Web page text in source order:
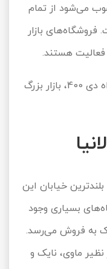
می‌شود از تمام
بازار
آدرس: آلانیا، محله‌ی اکورجالار، بزرگراه دی 400، بازار بزرگ
خیابان این
بسیاری وجود
به فروش می‌رسد.
نظیر ماوی، نایک و